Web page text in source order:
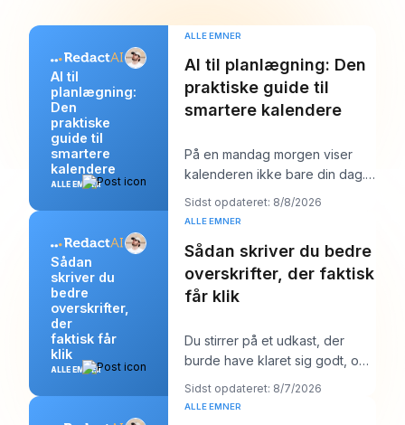
AI til
planlægning:
Den
praktiske
guide til
smartere
kalendere
ALLE EMNER
ALLE EMNER
AI til planlægning: Den
praktiske guide til
smartere kalendere
På en mandag morgen viser
kalenderen ikke bare din dag.
Den begynder at forhandle
med den. Du har én
Sidst opdateret: 8/8/2026
Sådan
skriver du
bedre
overskrifter,
der
faktisk får
klik
ALLE EMNER
ALLE EMNER
Sådan skriver du bedre
overskrifter, der faktisk
får klik
Du stirrer på et udkast, der
burde have klaret sig godt, og
overskriften er sandsynligvis
det første
Sidst opdateret: 8/7/2026
ALLE EMNER